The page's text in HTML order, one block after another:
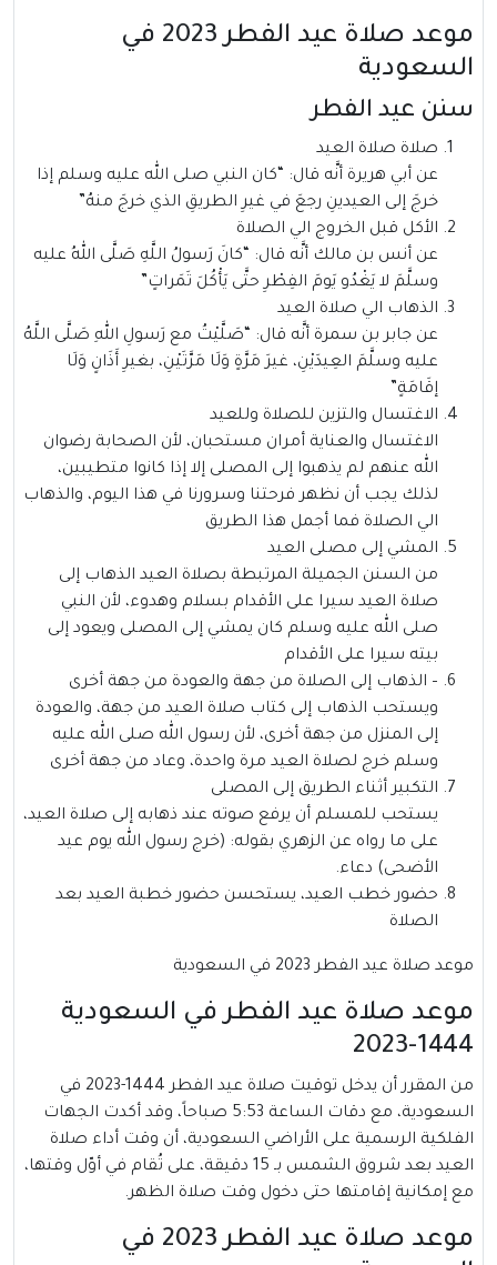
موعد صلاة عيد الفطر 2023 في
السعودية
سنن عيد الفطر
صلاة صلاة العيد
عن أبي هريرة أنَّه قال: “كان النبي صلى الله عليه وسلم إذا
خرجَ إلى العيدينِ رجعَ في غيرِ الطريقِ الذي خرجَ منهُ”
الأكل قبل الخروج الي الصلاة
عن أنس بن مالك أنَّه قال: “كانَ رَسولُ اللَّهِ صَلَّى اللهُ عليه
وسلَّمَ لا يَغْدُو يَومَ الفِطْرِ حتَّى يَأْكُلَ تَمَراتٍ”
الذهاب الي صلاة العيد
عن جابر بن سمرة أنَّه قال: “صَلَّيْتُ مع رَسولِ اللهِ صَلَّى اللَّهُ
عليه وسلَّمَ العِيدَيْنِ، غيرَ مَرَّةٍ وَلَا مَرَّتَيْنِ، بغيرِ أَذَانٍ وَلَا
إقَامَةٍ”
الاغتسال والتزين للصلاة وللعيد
الاغتسال والعناية أمران مستحبان، لأن الصحابة رضوان
الله عنهم لم يذهبوا إلى المصلى إلا إذا كانوا متطيبين،
لذلك يجب أن نظهر فرحتنا وسرورنا في هذا اليوم، والذهاب
الي الصلاة فما أجمل هذا الطريق
المشي إلى مصلى العيد
من السنن الجميلة المرتبطة بصلاة العيد الذهاب إلى
صلاة العيد سيرا على الأقدام بسلام وهدوء، لأن النبي
صلى الله عليه وسلم كان يمشي إلى المصلى ويعود إلى
بيته سيرا على الأقدام
– الذهاب إلى الصلاة من جهة والعودة من جهة أخرى
ويستحب الذهاب إلى كتاب صلاة العيد من جهة، والعودة
إلى المنزل من جهة أخرى، لأن رسول الله صلى الله عليه
وسلم خرج لصلاة العيد مرة واحدة، وعاد من جهة أخرى
التكبير أثناء الطريق إلى المصلى
يستحب للمسلم أن يرفع صوته عند ذهابه إلى صلاة العيد،
على ما رواه عن الزهري بقوله: (خرج رسول الله يوم عيد
الأضحى) دعاء.
حضور خطب العيد، يستحسن حضور خطبة العيد بعد
الصلاة
موعد صلاة عيد الفطر 2023 في السعودية
موعد صلاة عيد الفطر في السعودية
1444-2023
من المقرر أن يدخل توقيت صلاة عيد الفطر 1444-2023 في
السعودية، مع دقات الساعة 5:53 صباحاً، وقد أكدت الجهات
الفلكية الرسمية على الأراضي السعودية، أن وقت أداء صلاة
العيد بعد شروق الشمس بـ 15 دقيقة، على تُقام في أوّل وقتها،
مع إمكانية إقامتها حتى دخول وقت صلاة الظهر.
موعد صلاة عيد الفطر 2023 في